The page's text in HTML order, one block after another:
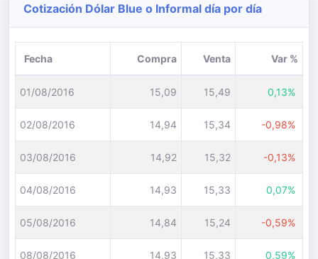
Cotización Dólar Blue o Informal día por día
Fecha Compra Venta Var %
01/08/2016 15,09 15,49 0,13%
02/08/2016 14,94 15,34 -0,98%
03/08/2016 14,92 15,32 -0,13%
04/08/2016 14,93 15,33 0,07%
05/08/2016 14,84 15,24 -0,59%
08/08/2016 14,93 15,33 0,59%